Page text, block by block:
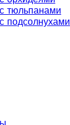
тюльпанами
подсолнухами